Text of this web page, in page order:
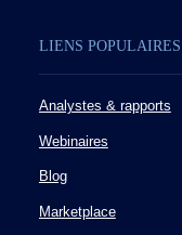
LIENS POPULAIRES
Analystes & rapports
Webinaires
Blog
Marketplace